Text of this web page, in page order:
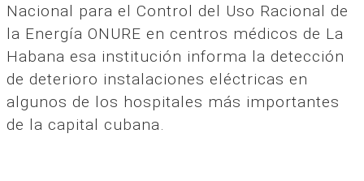
Nacional para el Control del Uso Racional de
la Energía ONURE en centros médicos de La
Habana esa institución informa la detección
de deterioro instalaciones eléctricas en
algunos de los hospitales más importantes
de la capital cubana.